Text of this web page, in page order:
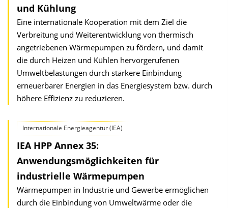
und Kühlung
Eine internationale Kooperation mit dem Ziel die
Verbreitung und Weiterentwicklung von thermisch
angetriebenen Wärmepumpen zu fördern, und damit
die durch Heizen und Kühlen hervorgerufenen
Umweltbelastungen durch stärkere Einbindung
erneuerbarer Energien in das Energiesystem bzw. durch
höhere Effizienz zu reduzieren.
Internationale Energieagentur (IEA)
IEA HPP Annex 35:
Anwendungsmöglichkeiten für
industrielle Wärmepumpen
Wärmepumpen in Industrie und Gewerbe ermöglichen
durch die Einbindung von Umweltwärme oder die